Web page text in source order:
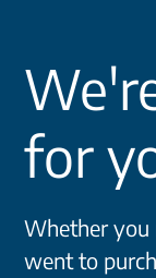
for
Whether you
went to